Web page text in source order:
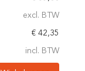
excl. BTW
€ 42,35
incl. BTW